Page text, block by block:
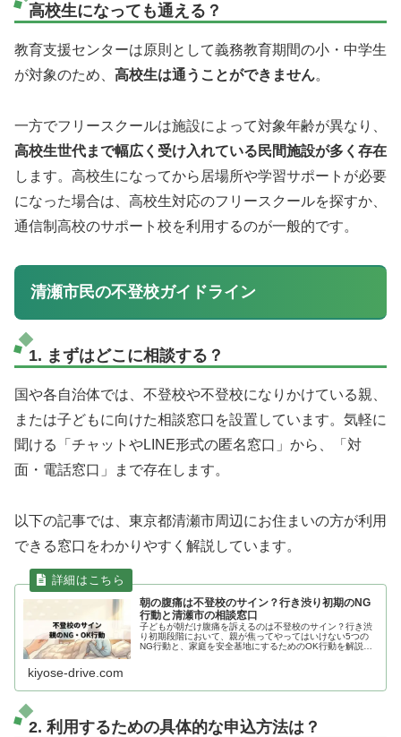
高校生になっても通える？
教育支援センターは原則として義務教育期間の小・中学生
が対象のため、 高校生は通うことができません。
一方でフリースクールは施設によって対象年齢が異なり、
高校生世代まで幅広く受け入れている民間施設が多く存在
します。高校生になってから居場所や学習サポートが必要
になった場合は、高校生対応のフリースクールを探すか、
通信制高校のサポート校を利用するのが一般的です。
清瀬市民の不登校ガイドライン
1. まずはどこに相談する？
国や各自治体では、不登校や不登校になりかけている親、
または子どもに向けた相談窓口を設置しています。気軽に
聞ける「チャットやLINE形式の匿名窓口」から、「対
面・電話窓口」まで存在します。
以下の記事では、東京都清瀬市周辺にお住まいの方が利用
できる窓口をわかりやすく解説しています。
朝の腹痛は不登校のサイン？行き渋り初期のNG
行動と清瀬市の相談窓口
子どもが朝だけ腹痛を訴えるのは不登校のサイン？行き渋
り初期段階において、親が焦ってやってはいけない5つの
NG行動と、家庭を安全基地にするためのOK行動を解説。
kiyose-drive.com
2. 利用するための具体的な申込方法は？